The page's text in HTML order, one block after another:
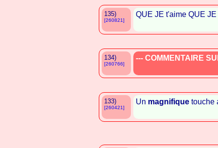
135)
[260821]
QUE JE t'aime QUE JE
134)
[260766]
--- COMMENTAIRE
133)
[260421]
Un magnifique touche